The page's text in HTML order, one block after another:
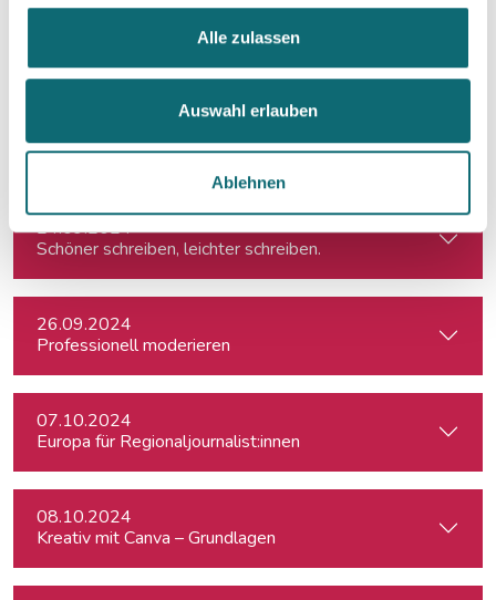
Alle zulassen
Auswahl erlauben
Ablehnen
Effiziente Recherche mit KI
24.09.2024
Schöner schreiben, leichter schreiben.
26.09.2024
Professionell moderieren
07.10.2024
Europa für Regionaljournalist:innen
08.10.2024
Kreativ mit Canva – Grundlagen